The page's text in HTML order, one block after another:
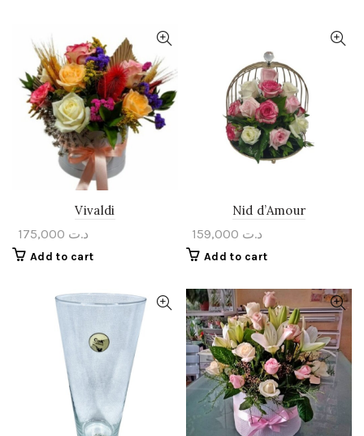
Vivaldi
د.ت
Add to cart
Nid d’Amour
د.ت
Add to cart